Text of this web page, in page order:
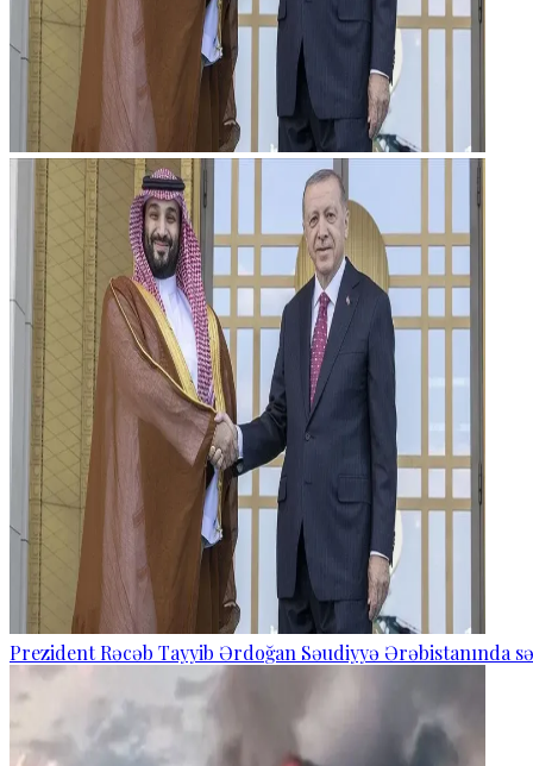
Prezident Rəcəb Tayyib Ərdoğan Səudiyyə Ərəbistanında